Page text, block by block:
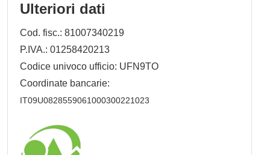
Ulteriori dati
Cod. fisc.: 81007340219
P.IVA.: 01258420213
Codice univoco ufficio: UFN9TO
Coordinate bancarie:
IT09U0828559061000300221023